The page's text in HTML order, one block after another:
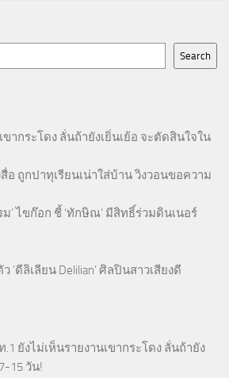
Search
ขากระโดง ลั่นถ้ายังเยิ่นเย้อ จะตัดสินใจใน
อ ถูกปาทุเรียนเน่าใส่บ้าน วิงวอนขอความ
ม’ ไขก๊อก ชี้ ‘ทักษิณ’ มีสิทธิ์ร่วมดินเนอร์
ว ‘ดีลิเลียน Delilian’ ศิลปินสาวเสียงดี
.1 ยังไม่เห็นรายงานเขากระโดง ลั่นถ้ายัง
15 วัน!